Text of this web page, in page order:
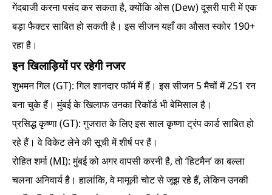
गेंदबाजी करना पसंद कर सकता है, क्योंकि ओस (Dew) दूसरी पारी में एक
बड़ा फैक्टर साबित हो सकती है। इस सीजन यहाँ का औसत स्कोर 190+
रहा है।
इन खिलाड़ियों पर रहेगी नजर
शुभमन गिल (GT): गिल शानदार फॉर्म में हैं। इस सीजन 5 मैचों में 251 रन
बना चुके हैं। मुंबई के खिलाफ उनका रिकॉर्ड भी बेमिसाल है।
प्रसिद्ध कृष्णा (GT): गुजरात के लिए इस साल कृष्णा ट्रंप कार्ड साबित हो
रहे हैं। वे विकेट लेने की सूची में शीर्ष पर हैं।
रोहित शर्मा (MI): मुंबई को अगर वापसी करनी है, तो ‘हिटमैन’ का बल्ला
चलना अनिवार्य है। हालांकि, वे मामूली चोट से जूझ रहे हैं, लेकिन उनकी